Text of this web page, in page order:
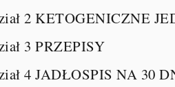
2 KETOGENICZNE
3 PRZEPISY
4 JADŁOSPIS NA 30